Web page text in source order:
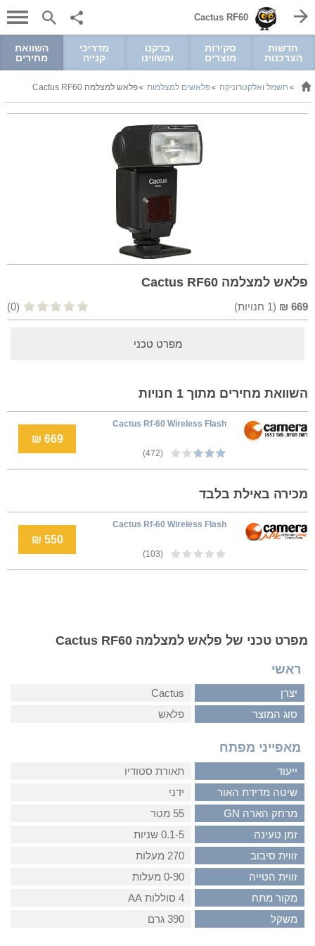
Cactus RF60
חדשות
הצרכנות
סקירות
מוצרים
בדקנו
והשווינו
מדריכי
קנייה
השוואת
מחירים
> חשמל ואלקטרוניקה >פלאשים למצלמות >פלאש למצלמה Cactus RF60
פלאש למצלמה Cactus RF60
669
₪
(
1 חנויות) (0)
מפרט טכני
השוואת מחירים מתוך 1 חנויות
Cactus Rf-60 Wireless Flash
(472)
669 ₪
מכירה באילת בלבד
Cactus Rf-60 Wireless Flash
(103)
550 ₪
מפרט טכני של פלאש למצלמה Cactus RF60
ראשי
יצרן
Cactus
סוג המוצר
פלאש
מאפייני מפתח
ייעוד
תאורת סטודיו
שיטה מדידת האור
ידני
מרחק הארה GN
55 מטר
זמן טעינה
0.1-5 שניות
זווית סיבוב
270 מעלות
זווית הטייה
0-90 מעלות
מקור מתח
4 סוללות AA
משקל
390 גרם